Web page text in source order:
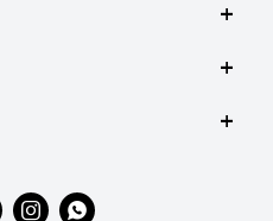
 